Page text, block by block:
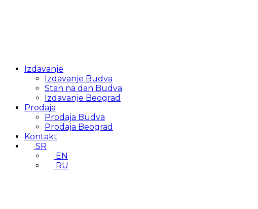
Izdavanje
Izdavanje Budva
Stan na dan Budva
Izdavanje Beograd
Prodaja
Prodaja Budva
Prodaja Beograd
Kontakt
SR
EN
RU